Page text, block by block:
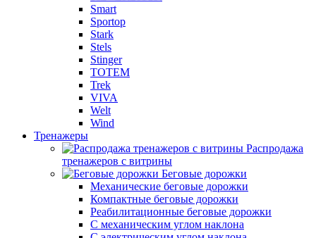
Smart
Sportop
Stark
Stels
Stinger
TOTEM
Trek
VIVA
Welt
Wind
Тренажеры
Распродажа
тренажеров с витрины
Беговые дорожки
Механические беговые дорожки
Компактные беговые дорожки
Реабилитационные беговые дорожки
С механическим углом наклона